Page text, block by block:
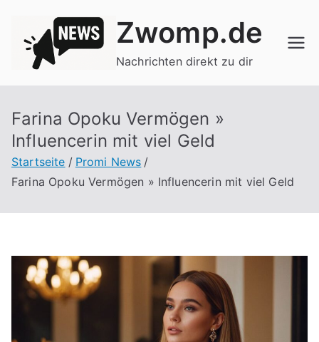
springen
Zwomp.de
Nachrichten direkt zu dir
Farina Opoku Vermögen »
Influencerin mit viel Geld
Startseite
Promi News
Farina Opoku Vermögen » Influencerin mit viel Geld